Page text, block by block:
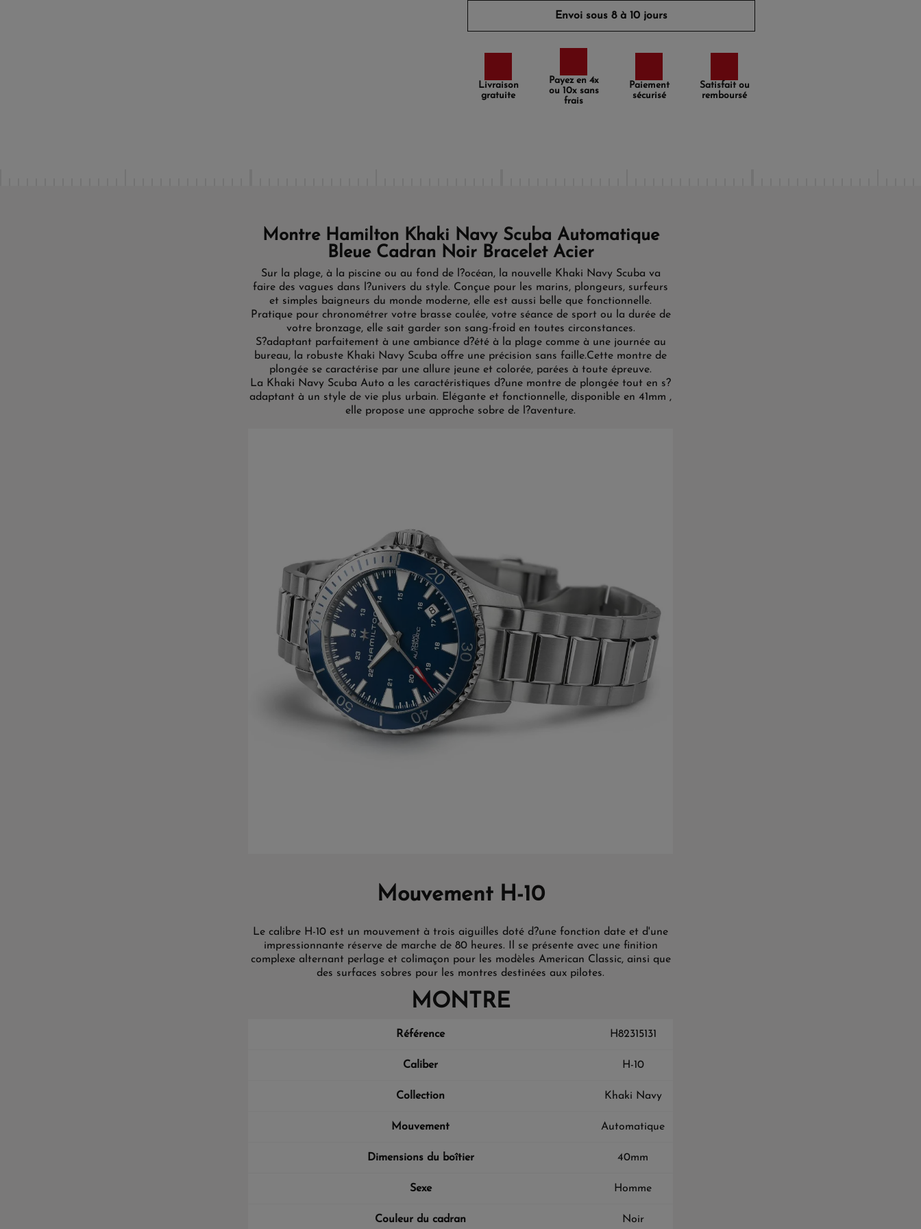
Envoi sous 8 à 10 jours
Livraison
gratuite
Payez en 4x
ou 10x sans
frais
Paiement
sécurisé
Satisfait ou
remboursé
Montre Hamilton Khaki Navy Scuba Automatique
Bleue Cadran Noir Bracelet Acier
Sur la plage, à la piscine ou au fond de l?océan, la nouvelle Khaki Navy Scuba va
faire des vagues dans l?univers du style. Conçue pour les marins, plongeurs, surfeurs
et simples baigneurs du monde moderne, elle est aussi belle que fonctionnelle.
Pratique pour chronométrer votre brasse coulée, votre séance de sport ou la durée de
votre bronzage, elle sait garder son sang-froid en toutes circonstances.
S?adaptant parfaitement à une ambiance d?été à la plage comme à une journée au
bureau, la robuste Khaki Navy Scuba offre une précision sans faille.Cette montre de
plongée se caractérise par une allure jeune et colorée, parées à toute épreuve.
La Khaki Navy Scuba Auto a les caractéristiques d?une montre de plongée tout en s?
adaptant à un style de vie plus urbain. Elégante et fonctionnelle, disponible en 41mm ,
elle propose une approche sobre de l?aventure.
Mouvement H-10
Le calibre H-10 est un mouvement à trois aiguilles doté d?une fonction date et d'une
impressionnante réserve de marche de 80 heures. Il se présente avec une finition
complexe alternant perlage et colimaçon pour les modèles American Classic, ainsi que
des surfaces sobres pour les montres destinées aux pilotes.
MONTRE
Référence H82315131
Caliber H-10
Collection Khaki Navy
Mouvement Automatique
Dimensions du boîtier 40mm
Sexe Homme
Couleur du cadran Noir